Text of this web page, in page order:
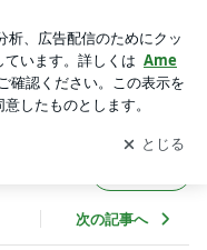
の招待
知
を受け取りまし
開く
次の記事へ